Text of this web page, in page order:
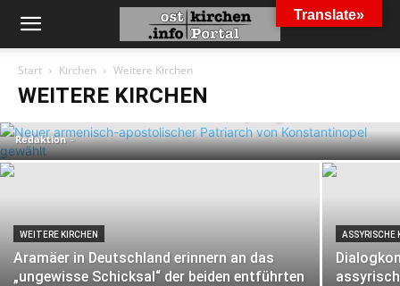
Start Kirchen Weitere Kirchen
WEITERE KIRCHEN
Neuer armenisch-apostolischer
Redaktion -
WEITERE KIRCHEN
Aramäer in Deutschland erinnern an das
„ungewisse Schicksal“ der beiden entführten
ASSYRISCHE
Translate»